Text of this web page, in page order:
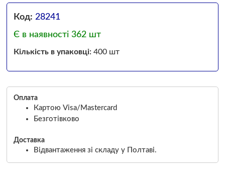
Код: 28241
Є в наявності 362 шт
Кількість в упаковці:400 шт
Оплата
Картою Visa/Mastercard
Безготівково
Доставка
Відвантаження зі складу у Полтаві.